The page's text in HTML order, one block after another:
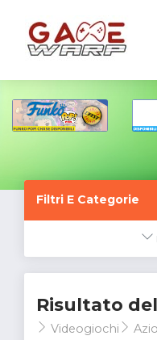
Filtri E Categorie
Risultato
Videogiochi